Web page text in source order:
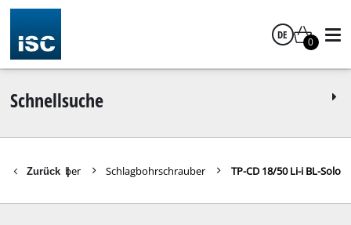
DE
0
Schnellsuche
Zurück |
Akkuschrauber Schlagbohrschrauber TP-CD 18/50 Li-i BL-Solo